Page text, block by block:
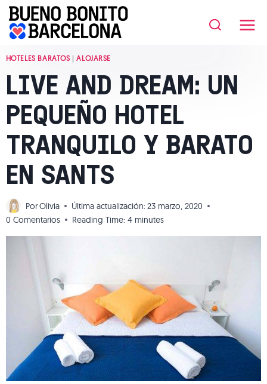
Saltar
contenido
HOTELES BARATOS |ALOJARSE
LIVE AND DREAM: UN
PEQUEÑO HOTEL
TRANQUILO Y BARATO
EN SANTS
Por Olivia Última actualización: 23 marzo, 2020
0 Comentarios
Reading Time: 4 minutes